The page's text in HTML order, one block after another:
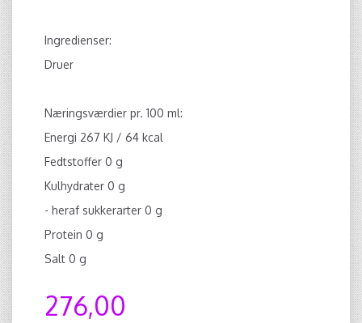
Ingredienser:
Druer
Næringsværdier pr. 100 ml:
Energi 267 KJ / 64 kcal
Fedtstoffer 0 g
Kulhydrater 0 g
- heraf sukkerarter 0 g
Protein 0 g
Salt 0 g
276,00